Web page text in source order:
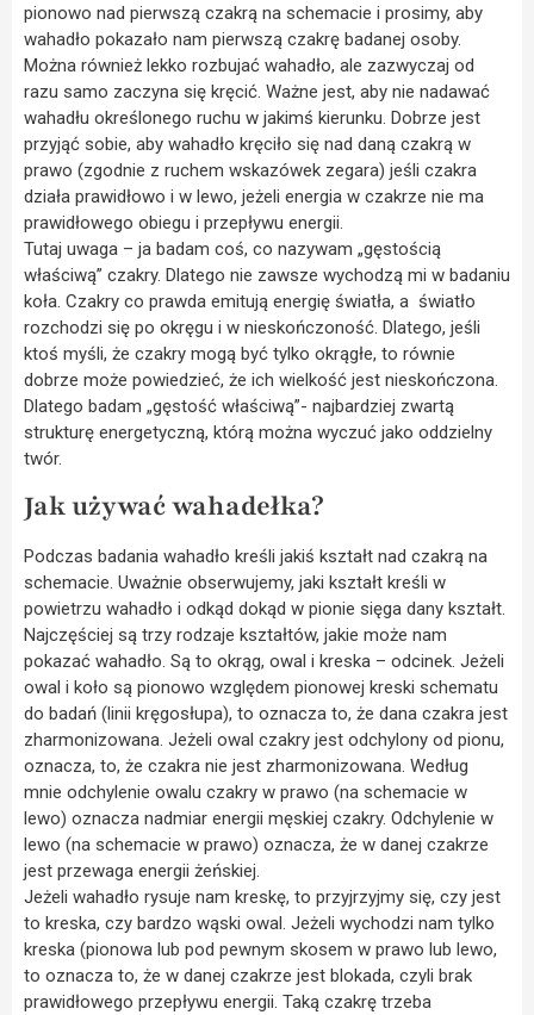
pionowo nad pierwszą czakrą na schemacie i prosimy, aby
wahadło pokazało nam pierwszą czakrę badanej osoby.
Można również lekko rozbujać wahadło, ale zazwyczaj od
razu samo zaczyna się kręcić. Ważne jest, aby nie nadawać
wahadłu określonego ruchu w jakimś kierunku. Dobrze jest
przyjąć sobie, aby wahadło kręciło się nad daną czakrą w
prawo (zgodnie z ruchem wskazówek zegara) jeśli czakra
działa prawidłowo i w lewo, jeżeli energia w czakrze nie ma
prawidłowego obiegu i przepływu energii.
Tutaj uwaga – ja badam coś, co nazywam „gęstością
właściwą” czakry. Dlatego nie zawsze wychodzą mi w badaniu
koła. Czakry co prawda emitują energię światła, a światło
rozchodzi się po okręgu i w nieskończoność. Dlatego, jeśli
ktoś myśli, że czakry mogą być tylko okrągłe, to równie
dobrze może powiedzieć, że ich wielkość jest nieskończona.
Dlatego badam „gęstość właściwą”- najbardziej zwartą
strukturę energetyczną, którą można wyczuć jako oddzielny
twór.
Jak używać wahadełka?
Podczas badania wahadło kreśli jakiś kształt nad czakrą na
schemacie. Uważnie obserwujemy, jaki kształt kreśli w
powietrzu wahadło i odkąd dokąd w pionie sięga dany kształt.
Najczęściej są trzy rodzaje kształtów, jakie może nam
pokazać wahadło. Są to okrąg, owal i kreska – odcinek. Jeżeli
owal i koło są pionowo względem pionowej kreski schematu
do badań (linii kręgosłupa), to oznacza to, że dana czakra jest
zharmonizowana. Jeżeli owal czakry jest odchylony od pionu,
oznacza, to, że czakra nie jest zharmonizowana. Według
mnie odchylenie owalu czakry w prawo (na schemacie w
lewo) oznacza nadmiar energii męskiej czakry. Odchylenie w
lewo (na schemacie w prawo) oznacza, że w danej czakrze
jest przewaga energii żeńskiej.
Jeżeli wahadło rysuje nam kreskę, to przyjrzyjmy się, czy jest
to kreska, czy bardzo wąski owal. Jeżeli wychodzi nam tylko
kreska (pionowa lub pod pewnym skosem w prawo lub lewo,
to oznacza to, że w danej czakrze jest blokada, czyli brak
prawidłowego przepływu energii. Taką czakrę trzeba